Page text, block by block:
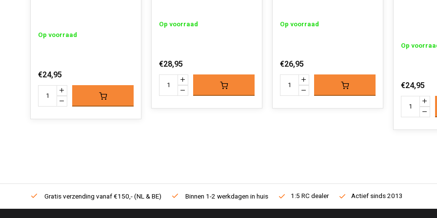
Op voorraad
€24,95
Op voorraad
€28,95
Op voorraad
€26,95
Op
€24,95
Gratis verzending vanaf €150,- (NL & BE) Binnen 1-2 werkdagen in huis 1:5 RC dealer Actief sinds 2013